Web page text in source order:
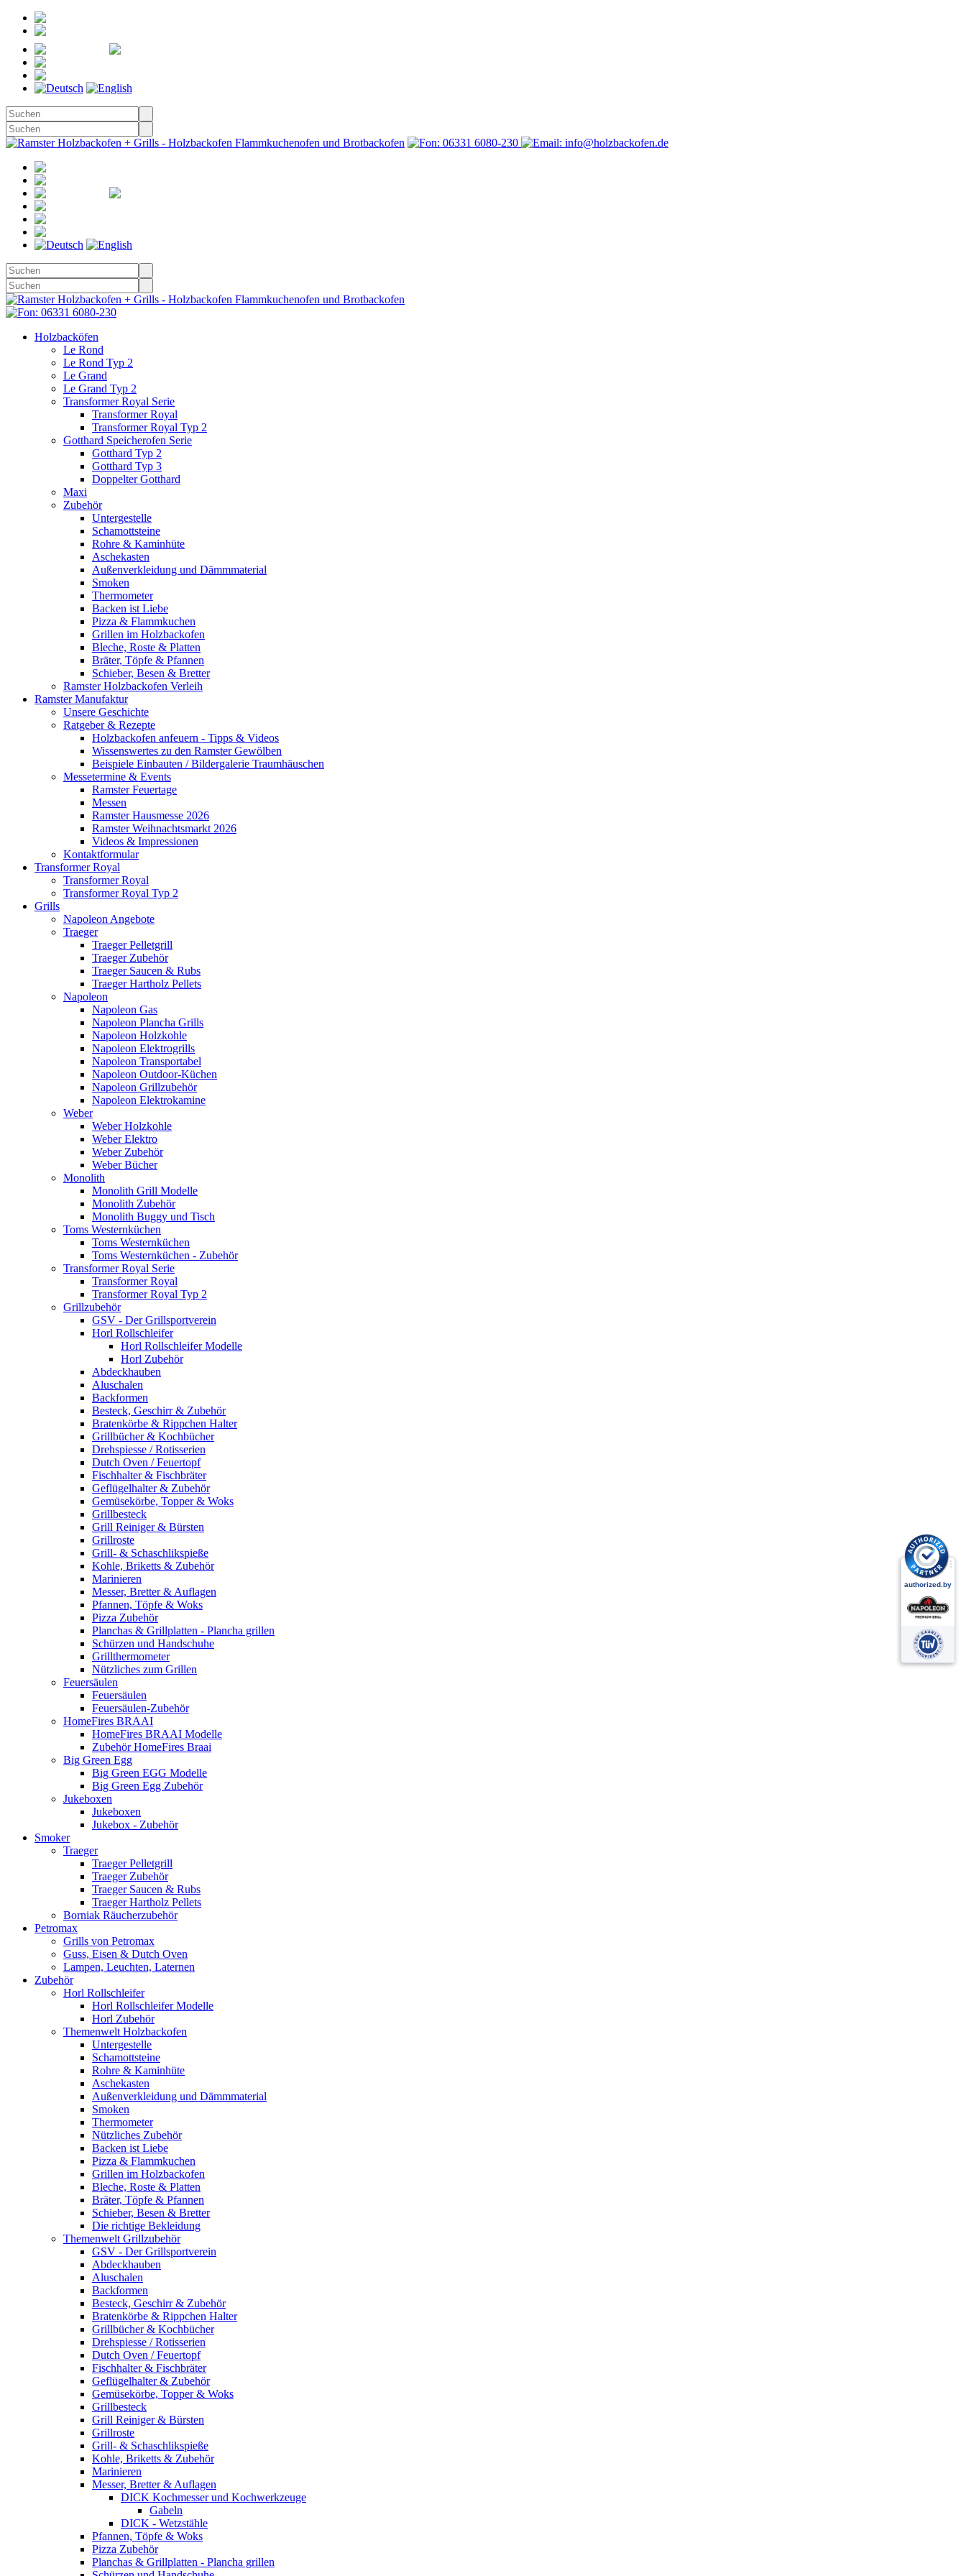
Holzbacköfen
Le Rond
Le Rond Typ 2
Le Grand
Le Grand Typ 2
Transformer Royal Serie
Transformer Royal
Transformer Royal Typ 2
Gotthard Speicherofen Serie
Gotthard Typ 2
Gotthard Typ 3
Doppelter Gotthard
Maxi
Zubehör
Untergestelle
Schamottsteine
Rohre & Kaminhüte
Aschekasten
Außenverkleidung und Dämmmaterial
Smoken
Thermometer
Backen ist Liebe
Pizza & Flammkuchen
Grillen im Holzbackofen
Bleche, Roste & Platten
Bräter, Töpfe & Pfannen
Schieber, Besen & Bretter
Ramster Holzbackofen Verleih
Ramster Manufaktur
Unsere Geschichte
Ratgeber & Rezepte
Holzbackofen anfeuern - Tipps & Videos
Wissenswertes zu den Ramster Gewölben
Beispiele Einbauten / Bildergalerie Traumhäuschen
Messetermine & Events
Ramster Feuertage
Messen
Ramster Hausmesse 2026
Ramster Weihnachtsmarkt 2026
Videos & Impressionen
Kontaktformular
Transformer Royal
Transformer Royal
Transformer Royal Typ 2
Grills
Napoleon Angebote
Traeger
Traeger Pelletgrill
Traeger Zubehör
Traeger Saucen & Rubs
Traeger Hartholz Pellets
Napoleon
Napoleon Gas
Napoleon Plancha Grills
Napoleon Holzkohle
Napoleon Elektrogrills
Napoleon Transportabel
Napoleon Outdoor-Küchen
Napoleon Grillzubehör
Napoleon Elektrokamine
Weber
Weber Holzkohle
Weber Elektro
Weber Zubehör
Weber Bücher
Monolith
Monolith Grill Modelle
Monolith Zubehör
Monolith Buggy und Tisch
Toms Westernküchen
Toms Westernküchen
Toms Westernküchen - Zubehör
Transformer Royal Serie
Transformer Royal
Transformer Royal Typ 2
Grillzubehör
GSV - Der Grillsportverein
Horl Rollschleifer
Horl Rollschleifer Modelle
Horl Zubehör
Abdeckhauben
Aluschalen
Backformen
Besteck, Geschirr & Zubehör
Bratenkörbe & Rippchen Halter
Grillbücher & Kochbücher
Drehspiesse / Rotisserien
Dutch Oven / Feuertopf
Fischhalter & Fischbräter
Geflügelhalter & Zubehör
Gemüsekörbe, Topper & Woks
Grillbesteck
Grill Reiniger & Bürsten
Grillroste
Grill- & Schaschlikspieße
Kohle, Briketts & Zubehör
Marinieren
Messer, Bretter & Auflagen
Pfannen, Töpfe & Woks
Pizza Zubehör
Planchas & Grillplatten - Plancha grillen
Schürzen und Handschuhe
Grillthermometer
Nützliches zum Grillen
Feuersäulen
Feuersäulen
Feuersäulen-Zubehör
HomeFires BRAAI
HomeFires BRAAI Modelle
Zubehör HomeFires Braai
Big Green Egg
Big Green EGG Modelle
Big Green Egg Zubehör
Jukeboxen
Jukeboxen
Jukebox - Zubehör
Smoker
Traeger
Traeger Pelletgrill
Traeger Zubehör
Traeger Saucen & Rubs
Traeger Hartholz Pellets
Borniak Räucherzubehör
Petromax
Grills von Petromax
Guss, Eisen & Dutch Oven
Lampen, Leuchten, Laternen
Zubehör
Horl Rollschleifer
Horl Rollschleifer Modelle
Horl Zubehör
Themenwelt Holzbackofen
Untergestelle
Schamottsteine
Rohre & Kaminhüte
Aschekasten
Außenverkleidung und Dämmmaterial
Smoken
Thermometer
Nützliches Zubehör
Backen ist Liebe
Pizza & Flammkuchen
Grillen im Holzbackofen
Bleche, Roste & Platten
Bräter, Töpfe & Pfannen
Schieber, Besen & Bretter
Die richtige Bekleidung
Themenwelt Grillzubehör
GSV - Der Grillsportverein
Abdeckhauben
Aluschalen
Backformen
Besteck, Geschirr & Zubehör
Bratenkörbe & Rippchen Halter
Grillbücher & Kochbücher
Drehspiesse / Rotisserien
Dutch Oven / Feuertopf
Fischhalter & Fischbräter
Geflügelhalter & Zubehör
Gemüsekörbe, Topper & Woks
Grillbesteck
Grill Reiniger & Bürsten
Grillroste
Grill- & Schaschlikspieße
Kohle, Briketts & Zubehör
Marinieren
Messer, Bretter & Auflagen
DICK Kochmesser und Kochwerkzeuge
Gabeln
DICK - Wetzstähle
Pfannen, Töpfe & Woks
Pizza Zubehör
Planchas & Grillplatten - Plancha grillen